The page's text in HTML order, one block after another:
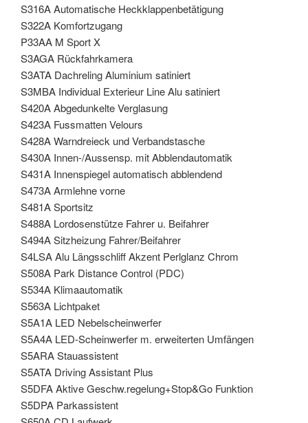
S316A Automatische Heckklappenbetätigung
S322A Komfortzugang
P33AA M Sport X
S3AGA Rückfahrkamera
S3ATA Dachreling Aluminium satiniert
S3MBA Individual Exterieur Line Alu satiniert
S420A Abgedunkelte Verglasung
S423A Fussmatten Velours
S428A Warndreieck und Verbandstasche
S430A Innen-/Aussensp. mit Abblendautomatik
S431A Innenspiegel automatisch abblendend
S473A Armlehne vorne
S481A Sportsitz
S488A Lordosenstütze Fahrer u. Beifahrer
S494A Sitzheizung Fahrer/Beifahrer
S4LSA Alu Längsschliff Akzent Perlglanz Chrom
S508A Park Distance Control (PDC)
S534A Klimaautomatik
S563A Lichtpaket
S5A1A LED Nebelscheinwerfer
S5A4A LED-Scheinwerfer m. erweiterten Umfängen
S5ARA Stauassistent
S5ATA Driving Assistant Plus
S5DFA Aktive Geschw.regelung+Stop&Go Funktion
S5DPA Parkassistent